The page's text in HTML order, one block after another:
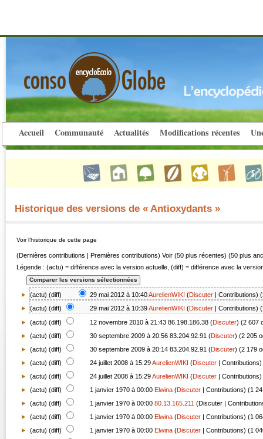
Accueil Communauté Actualités Modifications récentes
Historique des versions de « Antioxydants »
Voir l’historique de cette page
(Dernières contributions | Premières contributions) Voir (50 plus récentes) (50 plus
Légende : (actu) = différence avec la version actuelle, (diff) = différence avec la
(actu) (diff) 29 mai 2012 à 10:40AurelienWIKI (Discuter Contributions)
(actu) (diff) 29 mai 2012 à 10:39AurelienWIKI (Discuter Contributions)
(actu) (diff) 12 novembre 2010 à 21:43 86.198.186.38 (Discuter) (2 607
(actu) (diff) 30 septembre 2009 à 20:56 83.204.92.91 (Discuter) (2 205
(actu) (diff) 30 septembre 2009 à 20:14 83.204.92.91 (Discuter) (2 179
(actu) (diff) 24 juillet 2008 à 15:29AurelienWIKI (Discuter | Contributions)
(actu) (diff) 24 juillet 2008 à 15:29AurelienWIKI (Discuter | Contributions)
(actu) (diff) 1 janvier 1970 à 00:00 Elwina (Discuter | Contributions) (1
(actu) (diff) 1 janvier 1970 à 00:00 80.13.165.211 (Discuter |
(actu) (diff) 1 janvier 1970 à 00:00 Elwina (Discuter Contributions) (1
(actu) (diff) 1 janvier 1970 à 00:00 Elwina (Discuter Contributions) (1